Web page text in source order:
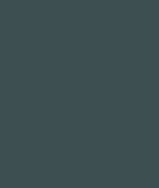
مطلوبی بگیرید،
شخصی هر خریدار